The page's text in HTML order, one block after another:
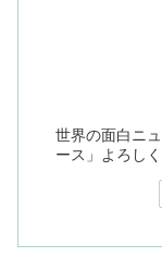
世界の面白ニ
ース」よろし